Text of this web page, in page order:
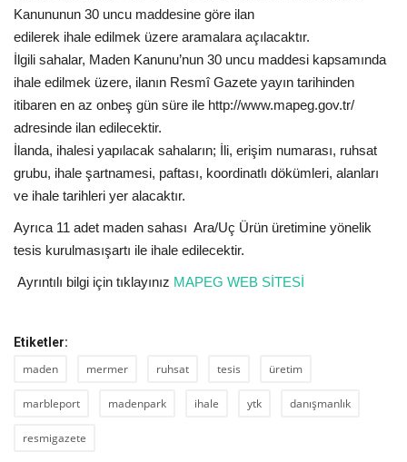
Kanununun 30 uncu maddesine göre ilan
edilerek ihale edilmek üzere aramalara açılacaktır.
İlgili sahalar, Maden Kanunu’nun 30 uncu maddesi kapsamında
ihale edilmek üzere, ilanın Resmî Gazete yayın tarihinden
itibaren en az onbeş gün süre ile http://www.mapeg.gov.tr/
adresinde ilan edilecektir.
İlanda, ihalesi yapılacak sahaların; İli, erişim numarası, ruhsat
grubu, ihale şartnamesi, paftası, koordinatlı dökümleri, alanları
ve ihale tarihleri yer alacaktır.
Ayrıca 11 adet maden sahası Ara/Uç Ürün üretimine yönelik
tesis kurulmasışartı ile ihale edilecektir.
Ayrıntılı bilgi için tıklayınız MAPEG WEB SİTESİ
Etiketler:
maden mermer ruhsat tesis üretim
marbleport madenpark ihale ytk danışmanlık
resmigazete